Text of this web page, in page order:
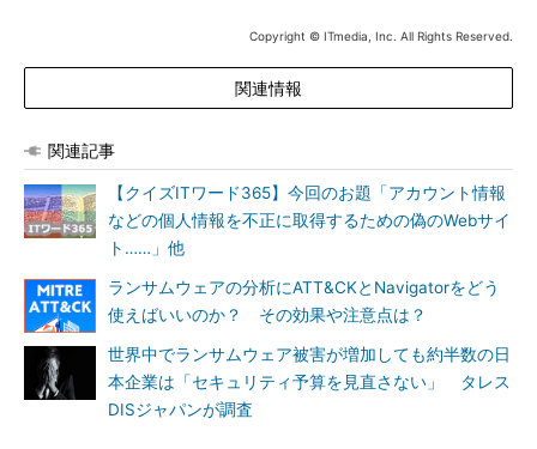
Copyright © ITmedia, Inc. All Rights Reserved.
関連情報
関連記事
【クイズITワード365】今回のお題「アカウント情報
などの個人情報を不正に取得するための偽のWebサイ
ト……」他
ランサムウェアの分析にATT&CKとNavigatorをどう
使えばいいのか？ その効果や注意点は？
世界中でランサムウェア被害が増加しても約半数の日
本企業は「セキュリティ予算を見直さない」 タレス
DISジャパンが調査